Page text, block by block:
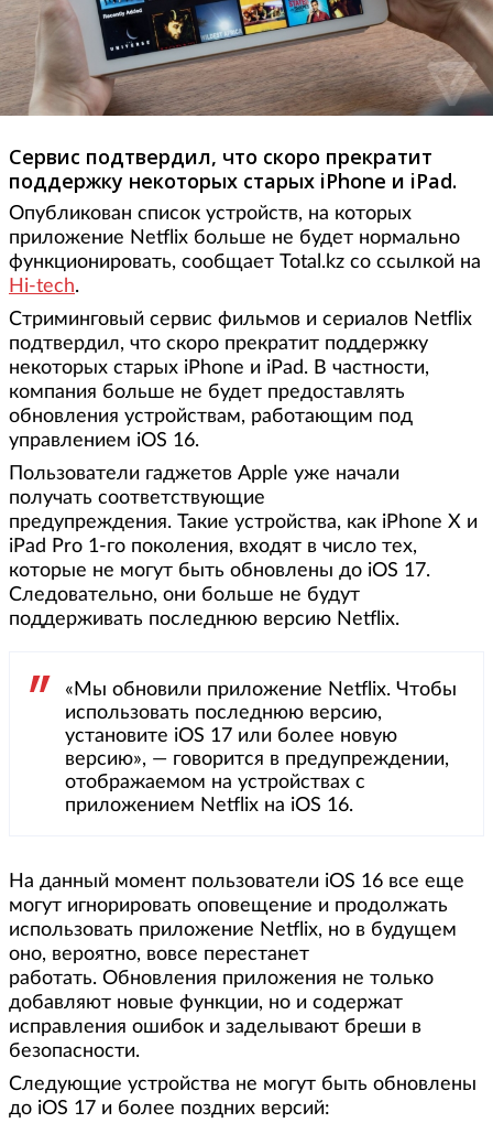
Сервис подтвердил, что скоро прекратит
поддержку некоторых старых iPhone и iPad.
Опубликован список устройств, на которых
приложение Netflix больше не будет нормально
функционировать, сообщает Total.kz со ссылкой на
Hi-tech.
Стриминговый сервис фильмов и сериалов Netflix
подтвердил, что скоро прекратит поддержку
некоторых старых iPhone и iPad. В частности,
компания больше не будет предоставлять
обновления устройствам, работающим под
управлением iOS 16.
Пользователи гаджетов Apple уже начали
получать соответствующие
предупреждения. Такие устройства, как iPhone X и
iPad Pro 1-го поколения, входят в число тех,
которые не могут быть обновлены до iOS 17.
Следовательно, они больше не будут
поддерживать последнюю версию Netflix.
«Мы обновили приложение Netflix. Чтобы
использовать последнюю версию,
установите iOS 17 или более новую
версию», — говорится в предупреждении,
отображаемом на устройствах с
приложением Netflix на iOS 16.
На данный момент пользователи iOS 16 все еще
могут игнорировать оповещение и продолжать
использовать приложение Netflix, но в будущем
оно, вероятно, вовсе перестанет
работать. Обновления приложения не только
добавляют новые функции, но и содержат
исправления ошибок и заделывают бреши в
безопасности.
Следующие устройства не могут быть обновлены
до iOS 17 и более поздних версий: